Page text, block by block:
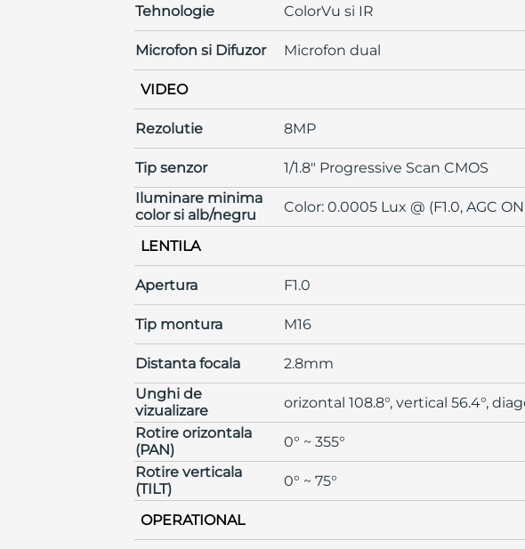
Tehnologie ColorVu si IR
Microfon si Difuzor Microfon dual
VIDEO
Rezolutie 8MP
Tip senzor
1/1.8" Progressive Scan CMOS
Iluminare minima
color si alb/negru
Color: 0.0005 Lux @ (F1.0, AGC
LENTILA
Apertura F1.0
Tip montura M16
Distanta focala
2.8mm
Unghi de
vizualizare
orizontal 108.8°, vertical 56.4°,
Rotire orizontala
(PAN)
0° ~ 355°
Rotire verticala
(TILT)
0° ~ 75°
OPERATIONAL